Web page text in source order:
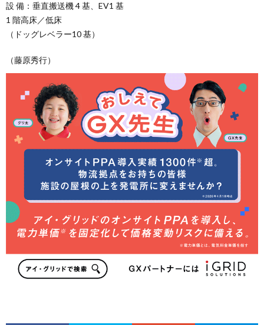
設 備：垂直搬送機 4 基、EV1 基
1 階高床／低床
（ドッグレベラー10 基）
（藤原秀行）